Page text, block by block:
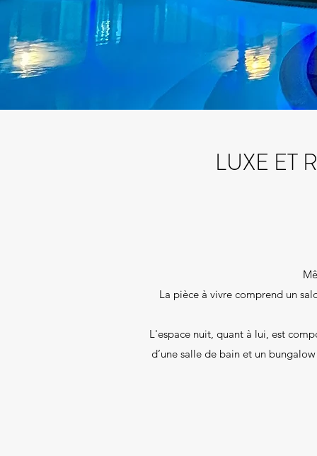
LUXE ET
La pièce à vivre comprend un
L'espace nuit, quant à lui, est
d’une salle de bain et un